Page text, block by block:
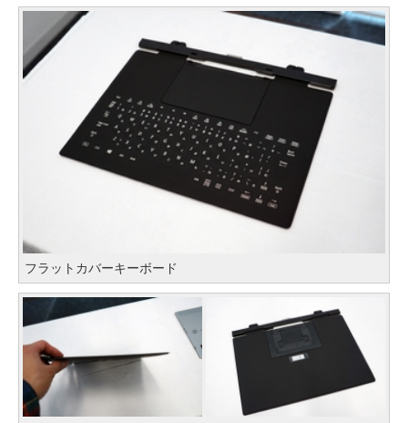
フラットカバーキーボード